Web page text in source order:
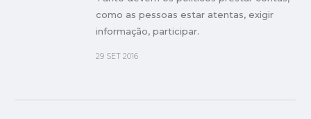
como as pessoas estar atentas, exigir
informação, participar.
29 SET 2016